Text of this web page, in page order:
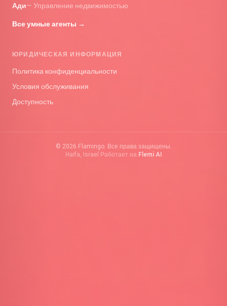
Ади—Управление недвижимостью
Все умные агенты →
ЮРИДИЧЕСКАЯ ИНФОРМАЦИЯ
Политика конфиденциальности
Условия обслуживания
Доступность
© 2026 Flamingo. Все права защищены.
Haifa, Israel·Работает на Flemi AI